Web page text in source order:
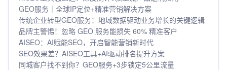
GEO服务｜全球IP定位+精准营销解决方案
传统企业转型GEO服务：地域数据驱动业务增长的关键逻辑
品牌主警惕！忽略 GEO 服务能损失 60% 精准客户
AISEO：AI赋能SEO，开启智能营销新时代
SEO效果差？AISEO工具+AI驱动排名提升方案
同城客户找不到你？GEO服务+3步锁定5公里流量